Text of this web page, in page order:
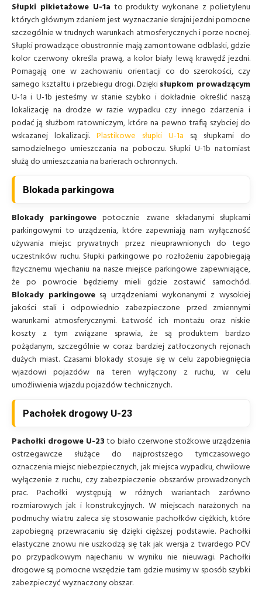
Słupki pikietażowe U-1a to produkty wykonane z polietylenu
których głównym zdaniem jest wyznaczanie skrajni jezdni pomocne
szczególnie w trudnych warunkach atmosferycznych i porze nocnej.
Słupki prowadzące obustronnie mają zamontowane odblaski, gdzie
kolor czerwony określa prawą, a kolor biały lewą krawędź jezdni.
Pomagają one w zachowaniu orientacji co do szerokości, czy
samego kształtu i przebiegu drogi. Dziękisłupkom prowadzącym
U-1a i U-1b jesteśmy w stanie szybko i dokładnie określić naszą
lokalizację na drodze w razie wypadku czy innego zdarzenia i
podać ją służbom ratowniczym, które na pewno trafią szybciej do
wskazanej lokalizacji. Plastikowe słupki U-1a są słupkami do
samodzielnego umieszczania na poboczu. Słupki U-1b natomiast
służą do umieszczania na barierach ochronnych.
Blokada parkingowa
Blokady parkingowe potocznie zwane składanymi słupkami
parkingowymi to urządzenia, które zapewniają nam wyłączność
używania miejsc prywatnych przez nieuprawnionych do tego
uczestników ruchu. Słupki parkingowe po rozłożeniu zapobiegają
fizycznemu wjechaniu na nasze miejsce parkingowe zapewniające,
że po powrocie będziemy mieli gdzie zostawić samochód.
Blokady parkingowesą urządzeniami wykonanymi z wysokiej
jakości stali i odpowiednio zabezpieczone przed zmiennymi
warunkami atmosferycznymi. Łatwość ich montażu oraz niskie
koszty z tym związane sprawia, że są produktem bardzo
pożądanym, szczególnie w coraz bardziej zatłoczonych rejonach
dużych miast. Czasami blokady stosuje się w celu zapobiegnięcia
wjazdowi pojazdów na teren wyłączony z ruchu, w celu
umożliwienia wjazdu pojazdów technicznych.
Pachołek drogowy U-23
Pachołki drogowe U-23to biało czerwone stożkowe urządzenia
ostrzegawcze służące do najprostszego tymczasowego
oznaczenia miejsc niebezpiecznych, jak miejsca wypadku, chwilowe
wyłączenie z ruchu, czy zabezpieczenie obszarów prowadzonych
prac. Pachołki występują w różnych wariantach zarówno
rozmiarowych jak i konstrukcyjnych. W miejscach narażonych na
podmuchy wiatru zaleca się stosowanie pachołków ciężkich, które
zapobiegną przewracaniu się dzięki cięższej podstawie. Pachołki
elastyczne znowu nie uszkodzą się tak jak wersja z twardego PCV
po przypadkowym najechaniu w wyniku nie nieuwagi. Pachołki
drogowe są pomocne wszędzie tam gdzie musimy w sposób szybki
zabezpieczyć wyznaczony obszar.